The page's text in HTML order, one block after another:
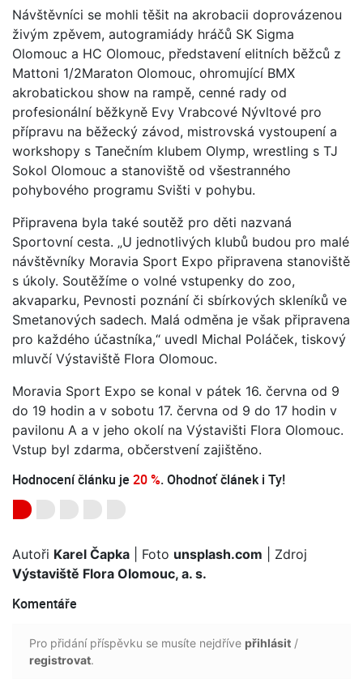
Návštěvníci se mohli těšit na akrobacii doprovázenou
živým zpěvem, autogramiády hráčů SK Sigma
Olomouc a HC Olomouc, představení elitních běžců z
Mattoni 1/2Maraton Olomouc, ohromující BMX
akrobatickou show na rampě, cenné rady od
profesionální běžkyně Evy Vrabcové Nývltové pro
přípravu na běžecký závod, mistrovská vystoupení a
workshopy s Tanečním klubem Olymp, wrestling s TJ
Sokol Olomouc a stanoviště od všestranného
pohybového programu Svišti v pohybu.
Připravena byla také soutěž pro děti nazvaná
Sportovní cesta. „U jednotlivých klubů budou pro malé
návštěvníky Moravia Sport Expo připravena stanoviště
s úkoly. Soutěžíme o volné vstupenky do zoo,
akvaparku, Pevnosti poznání či sbírkových skleníků ve
Smetanových sadech. Malá odměna je však připravena
pro každého účastníka,“ uvedl Michal Poláček, tiskový
mluvčí Výstaviště Flora Olomouc.
Moravia Sport Expo se konal v pátek 16. června od 9
do 19 hodin a v sobotu 17. června od 9 do 17 hodin v
pavilonu A a v jeho okolí na Výstavišti Flora Olomouc.
Vstup byl zdarma, občerstvení zajištěno.
Hodnocení článku je 20 %. Ohodnoť článek i Ty!
Autoři Karel Čapka | Foto unsplash.com | Zdroj
Výstaviště Flora Olomouc, a. s.
Komentáře
Pro přidání příspěvku se musíte nejdříve přihlásit /
registrovat.